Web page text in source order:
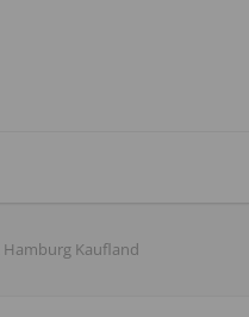
Kaufland